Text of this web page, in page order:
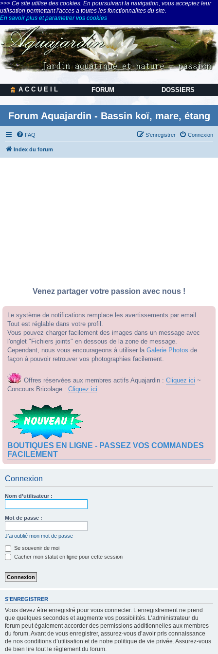
>>> Ce site utilise des cookies. En poursuivant la navigation, vous acceptez leur
utilisation permettant l'acces a toutes les fonctionnalites du site.
En savoir plus et parametrer vos cookies
A C C U E I L FORUM DOSSIERS
Forum Aquajardin - Bassin koï, mare, étang
FAQ Connexion
S’enregistrer
Index du forum
Venez partager votre passion avec nous !
Le système de notifications remplace les avertissements par email.
Tout est réglable dans votre profil.
Vous pouvez charger facilement des images dans un message avec
l'onglet "Fichiers joints" en dessous de la zone de message.
Cependant, nous vous encourageons à utiliser la Galerie Photos de
façon à pouvoir retrouver vos photographies facilement.
Offres réservées aux membres actifs Aquajardin : Cliquez ici ~
Concours Bricolage : Cliquez ici
BOUTIQUES EN LIGNE - PASSEZ VOS COMMANDES
FACILEMENT
Connexion
Nom d’utilisateur :
Mot de passe :
J’ai oublié mon mot de passe
Se souvenir de moi
Cacher mon statut en ligne pour cette session
S’ENREGISTRER
Vous devez être enregistré pour vous connecter. L’enregistrement ne prend
que quelques secondes et augmente vos possibilités. L’administrateur du
forum peut également accorder des permissions additionnelles aux membres
du forum. Avant de vous enregistrer, assurez-vous d’avoir pris connaissance
de nos conditions d’utilisation et de notre politique de vie privée. Assurez-vous
de bien lire tout le règlement du forum.